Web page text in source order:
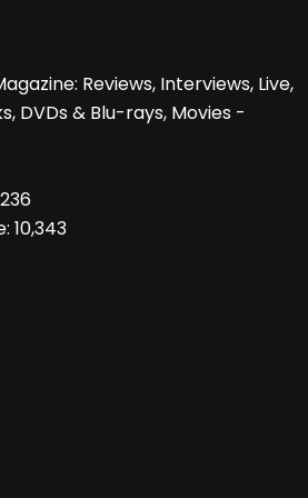
Reviews, Interviews, Live,
DVDs & Blu-rays, Movies -
10,343